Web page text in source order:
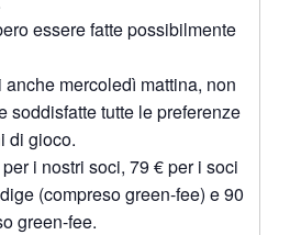
essere fatte possibilmente
mercoledì mattina, non
soddisfatte tutte le preferenze
di gioco.
i nostri soci, 79 € per i soci
(compreso green-fee) e 90
green-fee.